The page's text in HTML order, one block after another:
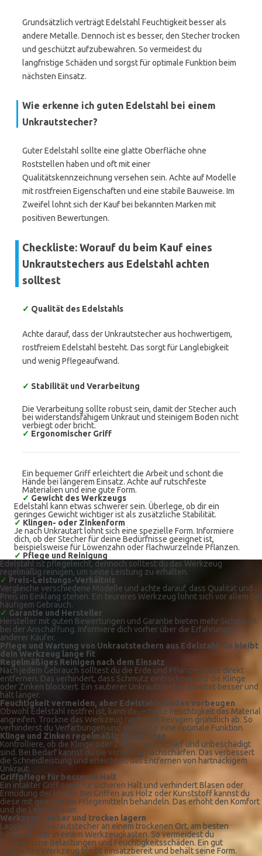
Grundsätzlich verträgt Edelstahl Feuchtigkeit besser als
andere Metalle. Dennoch ist es besser, den Stecher trocken
und geschützt aufzubewahren. So vermeidest du
langfristige Schäden und sorgst für optimale Funktion beim
nächsten Einsatz.
Wie erkenne ich guten Edelstahl bei einem
Unkrautstecher?
Guter Edelstahl sollte eine glatte Oberfläche ohne
Roststellen haben und oft mit einer
Qualitätskennzeichnung versehen sein. Achte auf Modelle
mit rostfreien Eigenschaften und eine stabile Bauweise. Im
Zweifel lohnt sich der Kauf bei bekannten Marken mit
positiven Bewertungen.
Checkliste: Worauf du beim Kauf eines
Unkrautstechers aus Edelstahl achten
solltest
✓ Qualität des Edelstahls
Achte darauf, dass der Unkrautstecher aus hochwertigem,
rostfreiem Edelstahl besteht. Das sorgt für Langlebigkeit
und wenig Pflegeaufwand.
✓ Stabilität und Verarbeitung
Die Verarbeitung sollte robust sein, damit der Stecher auch
bei widerstandsfähigem Unkraut und steinigem Boden nicht
verbiegt oder bricht.
✓ Ergonomischer Griff
Ein bequemer Griff erleichtert die Arbeit und schont die
Hände bei längerem Einsatz. Achte auf rutschfeste
Materialien und eine gute Form.
✓ Gewicht des Werkzeugs
Edelstahl kann etwas schwerer sein. Überlege, ob dir ein
geringes Gewicht wichtiger ist als zusätzliche Stabilität.
✓ Klingen- oder Zinkenform
Je nach Unkrautart lohnt sich eine spezielle Form. Informiere
dich, ob der Stecher für deine Bedürfnisse geeignet ist,
beispielsweise für Löwenzahn oder flachwurzelnde Pflanzen.
✓ Pflege und Reinigung
Edelstahl ist pflegeleicht, dennoch solltest du das Werkzeug
regelmäßig reinigen, um seine Leistung zu erhalten.
✓ Preis-Leistungs-Verhältnis
Vergleiche verschiedene Modelle und achte darauf, dass Qualität und
Preis im Einklang stehen. Ein teureres Werkzeug lohnt sich vor allem bei
häufigem Gebrauch.
✓ Garantie und Hersteller
Hersteller mit guten Bewertungen und Garantie bieten mehr Sicherheit
bei der Anschaffung. Informiere dich vorher über die Erfahrungen
anderer Käufer.
Pflege und Wartung von Unkrautstechern aus Edelstahl: So bleibt
dein Werkzeug lange fit
Regelmäßiges Reinigen nach dem Einsatz
Nach jedem Gebrauch solltest du die Erde und Pflanzenreste direkt
entfernen. Das verhindert, dass Schmutz eintrocknet und die Klinge
oder Zinken blockiert. Ein sauberer Unkrautstecher arbeitet besser und
hält länger.
Feuchtigkeit vermeiden, aber Edelstahlschäden vorbeugen
Obwohl Edelstahl rostfrei ist, kann dauerhafte Feuchtigkeit das Material
angreifen. Trockne das Werkzeug nach dem Reinigen gründlich ab. So
verhinderst du Verfärbungen und sorgst für eine optimale Funktion.
Klinge und Zinken regelmäßig überprüfen
Kontrolliere, ob die Klinge oder Zinken noch scharf und unbeschädigt
sind. Bei Bedarf kannst du sie vorsichtig nachschärfen. Das verbessert
die Schneidleistung und erleichtert das Entfernen von hartnäckigem
Unkraut.
Griffpflege für besseren Halt
Ein intakter Griff sorgt für sicheren Halt und verhindert Blasen oder
Ermüdung der Hände. Bei Griffen aus Holz oder Kunststoff kannst du
diese mit geeigneten Pflegemitteln behandeln. Das erhöht den Komfort
und die Lebensdauer.
Werkzeug sauber und trocken lagern
Lagere den Unkrautstecher an einem trockenen Ort, am besten
hängend oder in einem Werkzeugkasten. So vermeidest du
mechanische Belastungen und Feuchtigkeitsschäden. Ein gut
gelagertes Werkzeug bleibt einsatzbereit und behält seine Form.